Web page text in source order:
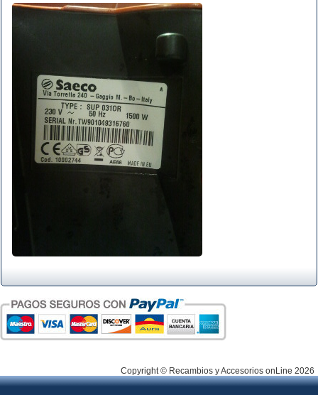
Copyright © Recambios y Accesorios onLine 2026